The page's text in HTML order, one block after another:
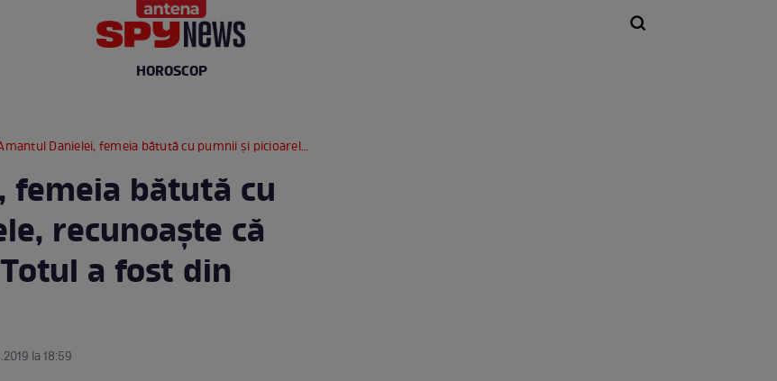
HOROSCOP
Danielei, femeia bătută cu pumnii și picioarele, recunoaște că și-a lovit iubita: "Totul a fost din cauza ei" / VIDEO
femeia bătută cu
recunoaște că
a fost din
la 18:59